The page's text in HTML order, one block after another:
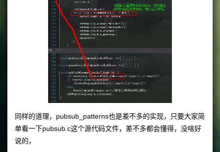
同样的道理，pubsub_patterns也是差不多的实现，只要大家简
单看一下pubsub.c这个源代码文件，差不多都会懂得，没啥好
说的，